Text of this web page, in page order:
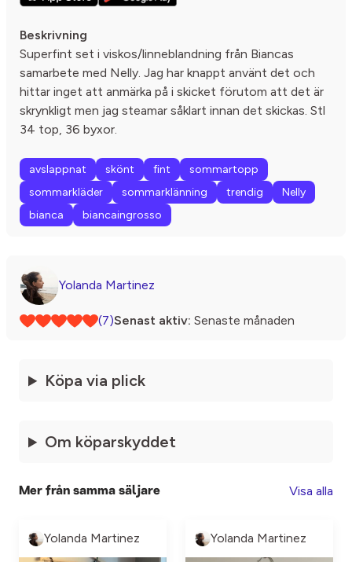
Beskrivning
Superfint set i viskos/linneblandning från Biancas
samarbete med Nelly. Jag har knappt använt det och
hittar inget att anmärka på i skicket förutom att det är
skrynkligt men jag steamar såklart innan det skickas. Stl
34 top, 36 byxor.
avslappnat skönt fint
sommartopp
sommarkläder
sommarklänning trendig
Nelly
bianca
biancaingrosso
Yolanda Martinez
(7)Senast aktiv: Senaste månaden
Köpa via plick
Om köparskyddet
Mer från samma säljare Visa alla
Yolanda Martinez Yolanda Martinez